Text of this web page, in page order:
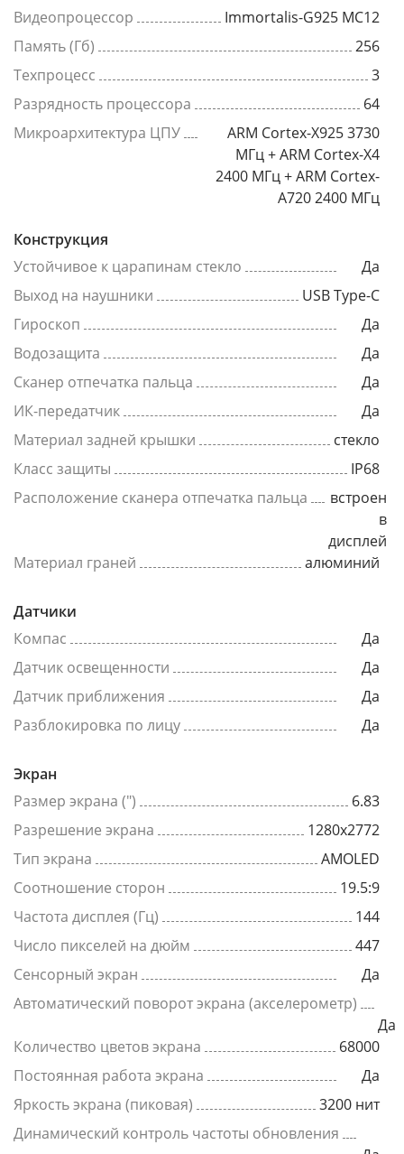
Видеопроцессор
Immortalis-G925 MC12
Память (Гб)
256
Техпроцесс
3
Разрядность процессора
64
Микроархитектура ЦПУ
ARM Cortex-X925 3730
МГц + ARM Cortex-X4
2400 МГц + ARM Cortex-
A720 2400 МГц
Конструкция
Устойчивое к царапинам стекло
Да
Выход на наушники
USB Type-C
Гироскоп
Да
Водозащита
Да
Сканер отпечатка пальца
Да
ИК-передатчик
Да
Материал задней крышки
стекло
Класс защиты
IP68
Расположение сканера отпечатка пальца
встроен
в
дисплей
Материал граней
алюминий
Датчики
Компас
Да
Датчик освещенности
Да
Датчик приближения
Да
Разблокировка по лицу
Да
Экран
Размер экрана (")
6.83
Разрешение экрана
1280x2772
Тип экрана
AMOLED
Соотношение сторон
19.5:9
Частота дисплея (Гц)
144
Число пикселей на дюйм
447
Сенсорный экран
Да
Автоматический поворот экрана (акселерометр)
Да
Количество цветов экрана
68000
Постоянная работа экрана
Да
Яркость экрана (пиковая)
3200 нит
Динамический контроль частоты обновления